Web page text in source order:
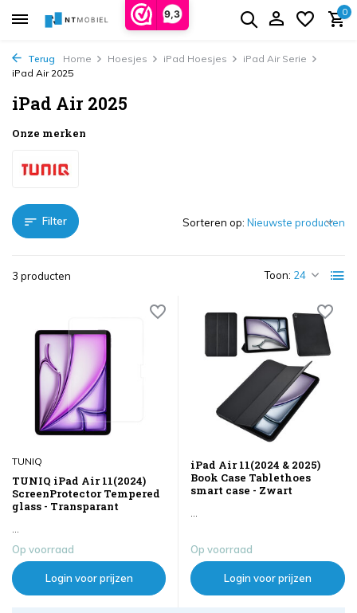
9,3 0
Terug Home Hoesjes iPad Hoesjes
iPad Air Serie
iPad Air 2025
iPad Air 2025
Onze merken
Filter
3 producten Toon:
Sorteren op:
TUNIQ
TUNIQ iPad Air 11(2024)
ScreenProtector Tempered
glass - Transparant
Op voorraad
Login voor prijzen
iPad Air 11(2024 & 2025)
Book Case Tablethoes
smart case - Zwart
Op voorraad
Login voor prijzen